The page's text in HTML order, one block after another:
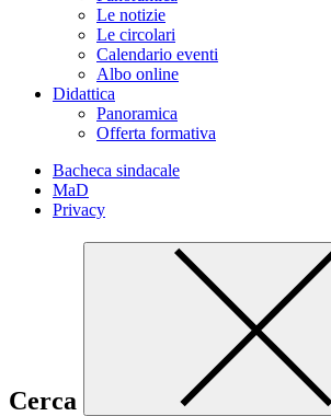
Le notizie
Le circolari
Calendario eventi
Albo online
Didattica
Panoramica
Offerta formativa
Bacheca sindacale
MaD
Privacy
Cerca